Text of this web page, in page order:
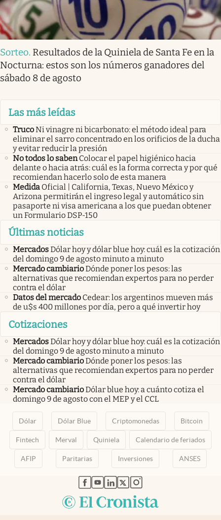
Sorteo. Resultados de la Quiniela de Santa Fe en la
Nocturna: estos son los números ganadores del
sábado 8 de agosto
Las más leídas
TrucoNi vinagre ni bicarbonato: el método ideal para
eliminar el sarro concentrado en los orificios de la ducha
y evitar reducir la presión
No todos lo saben Colocar el papel higiénico hacia
delante o hacia atrás: cuál es la forma correcta y por qué
recomiendan hacerlo solo de esta manera
Medida Oficial | California, Texas, Nuevo México y
Arizona permitirán el ingreso legal y automático sin
pasaporte ni visa americana a los que puedan obtener
un Formulario DSP-150
Últimas noticias
MercadosDólar hoy y dólar blue hoy: cuál es la cotización
del domingo 9 de agosto minuto a minuto
Mercado cambiarioDónde poner los pesos: las
alternativas que recomiendan expertos para no perder
contra el dólar
Datos del mercado Cedear: los argentinos mueven más
de u$s 400 millones por día, pero a qué invertir hoy
Cotizaciones
MercadosDólar hoy y dólar blue hoy: cuál es la cotización
del domingo 9 de agosto minuto a minuto
Mercado cambiarioDónde poner los pesos: las
alternativas que recomiendan expertos para no perder
contra el dólar
Mercado cambiarioDólar blue hoy: a cuánto cotiza el
domingo 9 de agosto con el MEP y el CCL
Dólar Dólar Blue Criptomonedas Bitcoin
Fintech Merval Quiniela Calendario de feriados
AFIP Paritarias Inversiones ANSES
abre en nueva pestaña
abre en nueva pestaña
abre en nueva pestaña
abre en nueva pestaña
abre en nueva pestaña